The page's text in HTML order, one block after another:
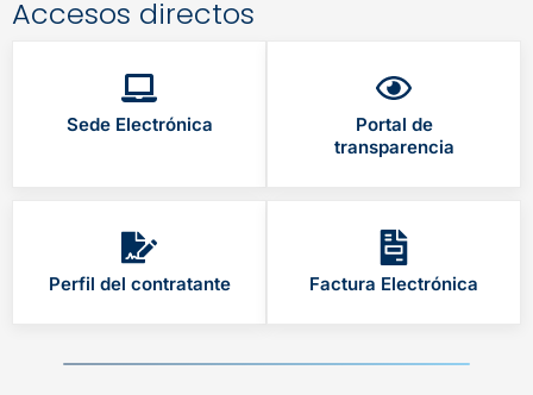
Accesos directos
Sede Electrónica
Portal de
transparencia
Perfil del contratante Factura Electrónica